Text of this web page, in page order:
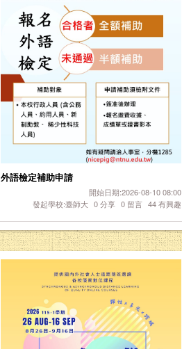
外語檢定補助申請
開始日期:2026-08-10 08:00
發起學校:臺師大 0分享 0 留言 44有興趣